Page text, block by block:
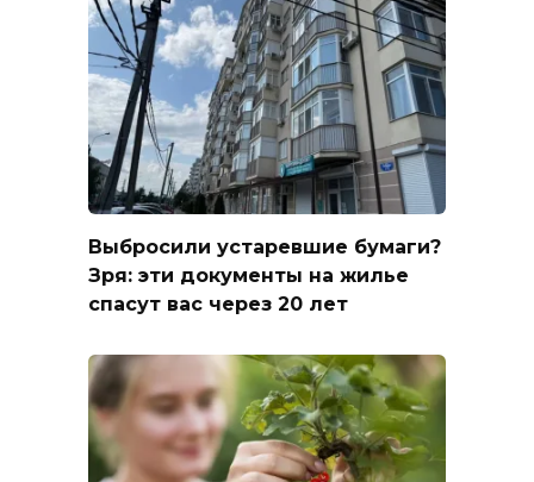
Выбросили устаревшие бумаги?
Зря: эти документы на жилье
спасут вас через 20 лет